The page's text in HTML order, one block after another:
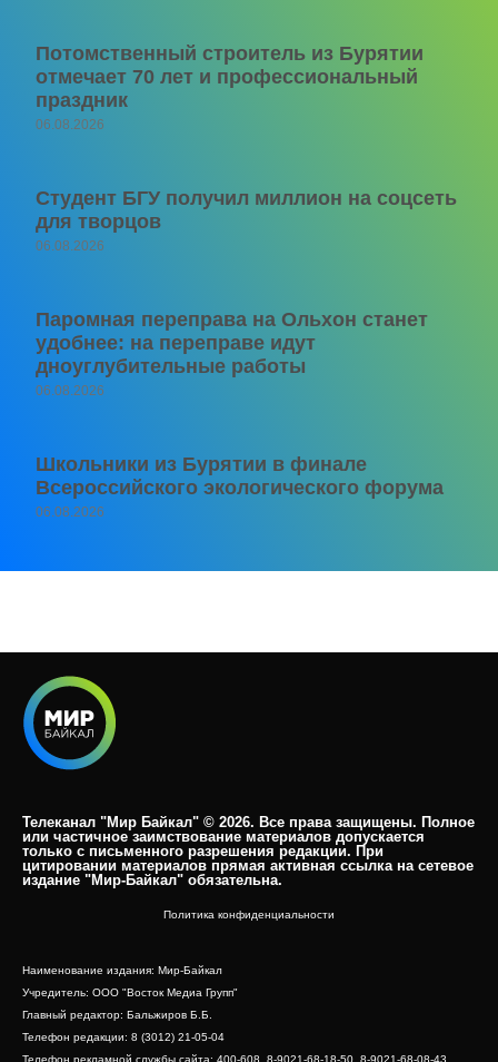
Потомственный строитель из Бурятии
отмечает 70 лет и профессиональный
праздник
06.08.2026
Студент БГУ получил миллион на соцсеть
для творцов
06.08.2026
Паромная переправа на Ольхон станет
удобнее: на переправе идут
дноуглубительные работы
06.08.2026
Школьники из Бурятии в финале
Всероссийского экологического форума
06.08.2026
Телеканал "Мир Байкал" © 2026. Все права защищены. Полное
или частичное заимствование материалов допускается
только с письменного разрешения редакции. При
цитировании материалов прямая активная ссылка на сетевое
издание "Мир-Байкал" обязательна.​
Политика конфиденциальности
Наименование издания: Мир-Байкал
Учредитель: ООО "Восток Медиа Групп"
Главный редактор: Бальжиров Б.Б.
Телефон редакции: 8 (3012) 21-05-04
Телефон рекламной службы сайта: 400-608, 8-9021-68-18-50, 8-9021-68-08-43